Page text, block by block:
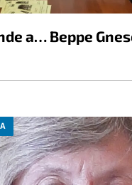
a… Beppe